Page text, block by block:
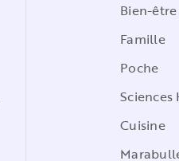
Bien-
Famille
Poche
Sciences
Cuisine